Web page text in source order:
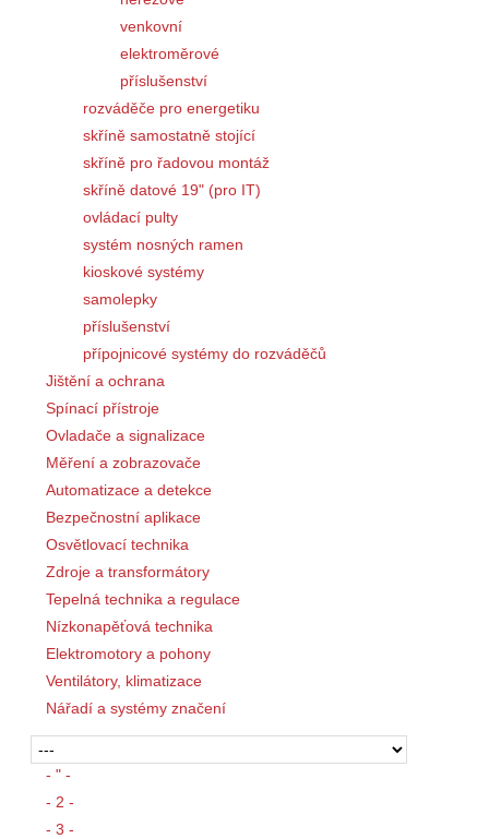
venkovní
elektroměrové
příslušenství
rozváděče pro energetiku
skříně samostatně stojící
skříně pro řadovou montáž
skříně datové 19" (pro IT)
ovládací pulty
systém nosných ramen
kioskové systémy
samolepky
příslušenství
přípojnicové systémy do rozváděčů
Jištění a ochrana
Spínací přístroje
Ovladače a signalizace
Měření a zobrazovače
Automatizace a detekce
Bezpečnostní aplikace
Osvětlovací technika
Zdroje a transformátory
Tepelná technika a regulace
Nízkonapěťová technika
Elektromotory a pohony
Ventilátory, klimatizace
Nářadí a systémy značení
- " -
- 2 -
- 3 -